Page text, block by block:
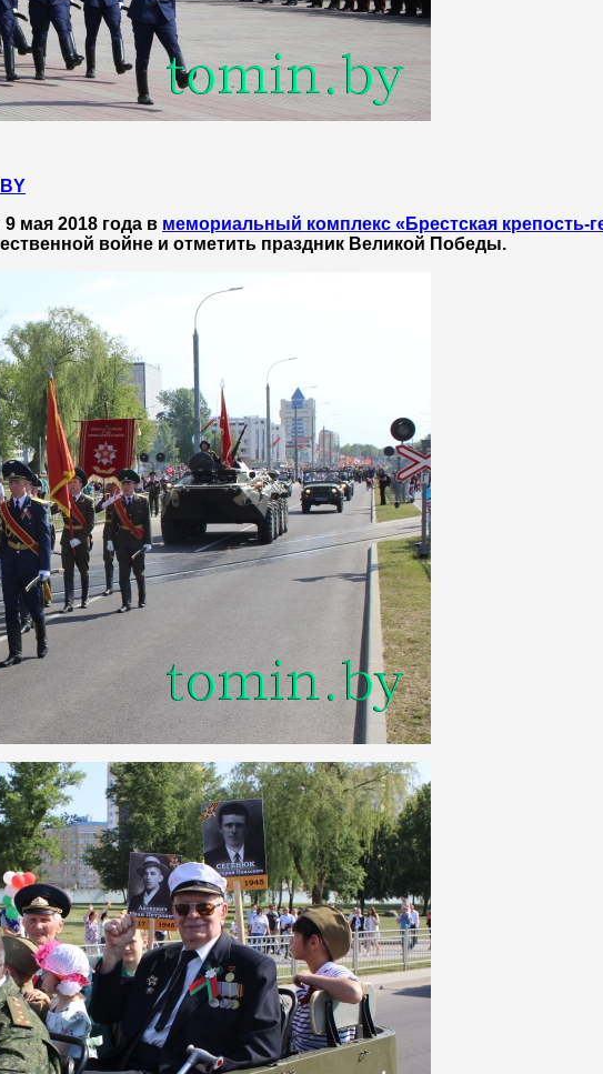
мая 2018 года в мемориальный комплекс «Брестская крепость-
войне и отметить праздник Великой Победы.